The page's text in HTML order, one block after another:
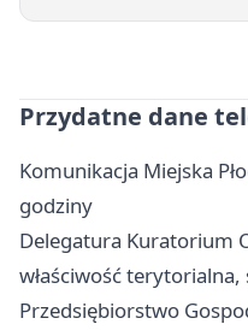
Przydatne dane
Komunikacja Miejska
godziny
Delegatura Kuratorium
właściwość
Przedsiębiorstwo